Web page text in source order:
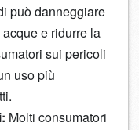
può danneggiare
e ridurre la
sui pericoli
uso più
Molti consumatori